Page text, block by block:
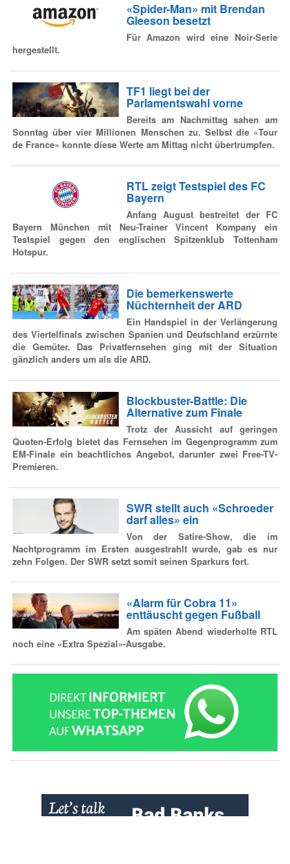
«Spider-Man» mit Brendan
Gleeson besetzt
Für Amazon wird eine Noir-Serie
hergestellt.
TF1 liegt bei der
Parlamentswahl vorne
Bereits am Nachmittag sahen am
Sonntag über vier Millionen Menschen zu. Selbst die «Tour
de France» konnte diese Werte am Mittag nicht übertrumpfen.
RTL zeigt Testspiel des FC
Bayern
Anfang August bestreitet der FC
Bayern München mit Neu-Trainer Vincent Kompany ein
Testspiel gegen den englischen Spitzenklub Tottenham
Hotspur.
Die bemerkenswerte
Nüchternheit der ARD
Ein Handspiel in der Verlängerung
des Viertelfinals zwischen Spanien und Deutschland erzürnte
die Gemüter. Das Privatfernsehen ging mit der Situation
gänzlich anders um als die ARD.
Blockbuster-Battle: Die
Alternative zum Finale
Trotz der Aussicht auf geringen
Quoten-Erfolg bietet das Fernsehen im Gegenprogramm zum
EM-Finale ein beachtliches Angebot, darunter zwei Free-TV-
Premieren.
SWR stellt auch «Schroeder
darf alles» ein
Von der Satire-Show, die im
Nachtprogramm im Ersten ausgestrahlt wurde, gab es nur
zehn Folgen. Der SWR setzt somit seinen Sparkurs fort.
«Alarm für Cobra 11»
enttäuscht gegen Fußball
Am späten Abend wiederholte RTL
noch eine «Extra Spezial»-Ausgabe.